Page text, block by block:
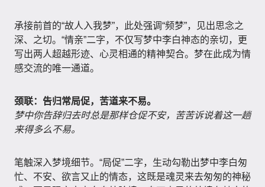
承接前首的“故人入我梦”，此处强调“频梦”，见出思念之
深、之切。“情亲”二字，不仅写梦中李白神态的亲切，更
写出两人超越形迹、心灵相通的精神契合。梦在此成为情
感交流的唯一通道。
颈联：告归常局促，苦道来不易。
梦中你告辞归去时总是那样仓促不安，苦苦诉说着这一趟
来得多么不易。
笔触深入梦境细节。“局促”二字，生动勾勒出梦中李白匆
忙、不安、欲言又止的情态，这既是魂灵来去匆匆的神秘